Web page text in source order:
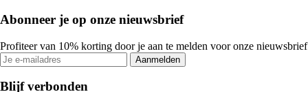
Abonneer je op onze nieuwsbrief
Profiteer van 10% korting door je aan te melden voor onze nieuwsbrief
Aanmelden
Blijf verbonden